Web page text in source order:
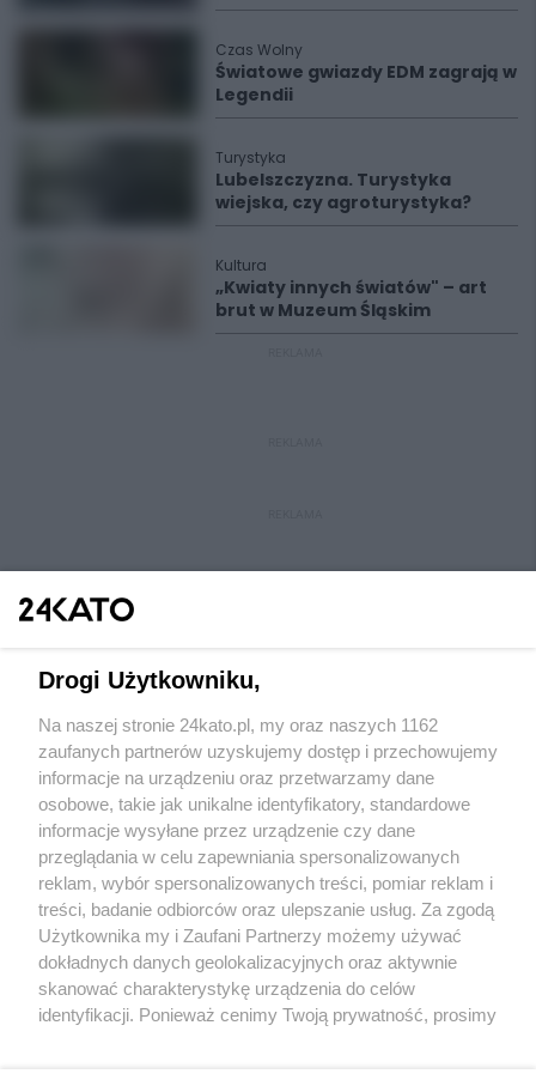
Czas Wolny
Światowe gwiazdy EDM zagrają w
Legendii
Turystyka
Lubelszczyzna. Turystyka
wiejska, czy agroturystyka?
Kultura
„Kwiaty innych światów" – art
brut w Muzeum Śląskim
Wydawca mediów lokalnych
Nie zapomnij
zapoznać się z:
polityką prywatności regulamin korzystania z portali
Twojemiasto
Piekary Śląskie
Chorzów
Tarnowskie Góry
Skontakuj sięz nami
Kontakt
Wydawca
Redakcja
Drogi Użytkowniku,
Na naszej stronie 24kato.pl, my oraz naszych 1162
zaufanych partnerów uzyskujemy dostęp i przechowujemy
informacje na urządzeniu oraz przetwarzamy dane
osobowe, takie jak unikalne identyfikatory, standardowe
informacje wysyłane przez urządzenie czy dane
przeglądania w celu zapewniania spersonalizowanych
reklam, wybór spersonalizowanych treści, pomiar reklam i
treści, badanie odbiorców oraz ulepszanie usług. Za zgodą
Użytkownika my i Zaufani Partnerzy możemy używać
dokładnych danych geolokalizacyjnych oraz aktywnie
skanować charakterystykę urządzenia do celów
identyfikacji. Ponieważ cenimy Twoją prywatność, prosimy